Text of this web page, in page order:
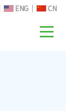
ENG CN